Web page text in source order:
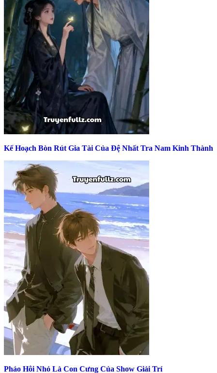
Kế Hoạch Bòn Rút Gia Tài Của Đệ Nhất Tra Nam Kinh Thành
Pháo Hôi Nhỏ Là Con Cưng Của Show Giải Trí